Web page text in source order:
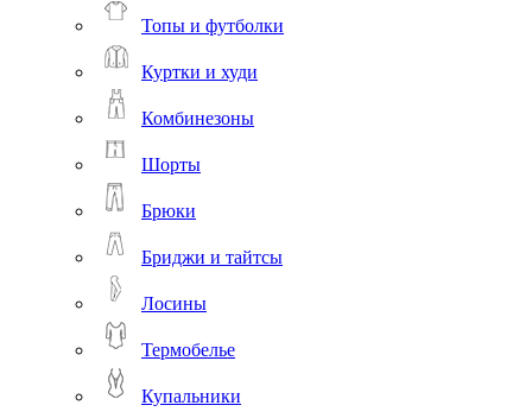
Топы и футболки
Куртки и худи
Комбинезоны
Шорты
Брюки
Бриджи и тайтсы
Лосины
Термобелье
Купальники